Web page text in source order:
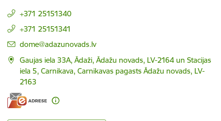
+371 25151340
+371 25151341
E-pasts:
dome@adazunovads.lv
Gaujas iela 33A, Ādaži, Ādažu novads, LV-2164 un Stacijas
iela 5, Carnikava, Carnikavas pagasts Ādažu novads, LV-
2163